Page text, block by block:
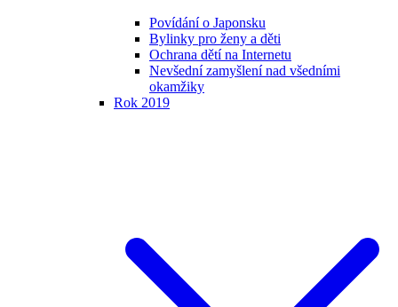
Povídání o Japonsku
Bylinky pro ženy a děti
Ochrana dětí na Internetu
Nevšední zamyšlení nad všedními
okamžiky
Rok 2019